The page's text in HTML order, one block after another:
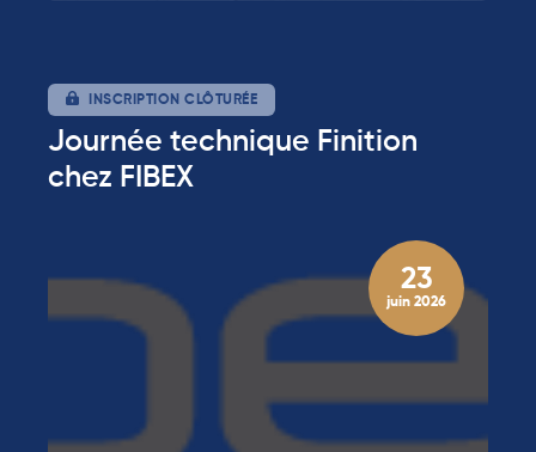
INSCRIPTION CLÔTURÉE
Journée technique Finition
chez FIBEX
23
juin 2026